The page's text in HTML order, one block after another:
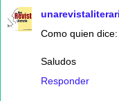
Como quien
Saludos
Responder